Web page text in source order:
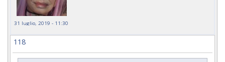
31 luglio, 2019 - 11:30
118